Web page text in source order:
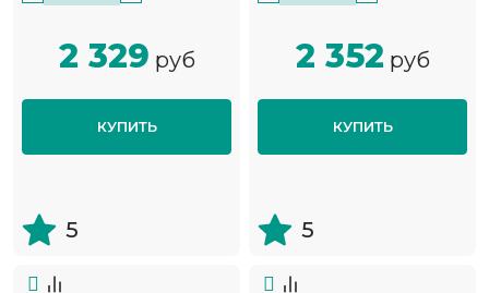
2 329 руб
КУПИТЬ
5
2 352 руб
КУПИТЬ
5